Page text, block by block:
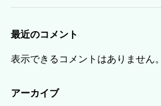
最近のコメント
表示できるコメントはありません。
アーカイブ